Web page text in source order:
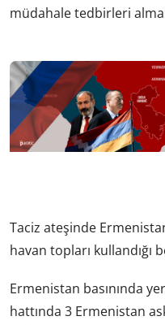
müdahale tedbirleri
Taciz ateşinde
havan topları kullandığı
Ermenistan basınında
hattında 3 Ermenistan